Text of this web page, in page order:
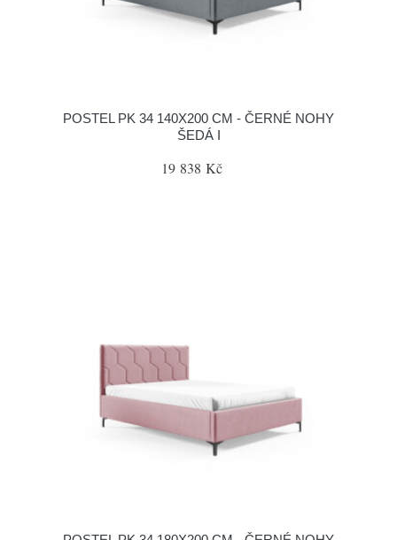
POSTEL PK 34 140X200 CM - ČERNÉ NOHY
ŠEDÁ I
19 838 Kč